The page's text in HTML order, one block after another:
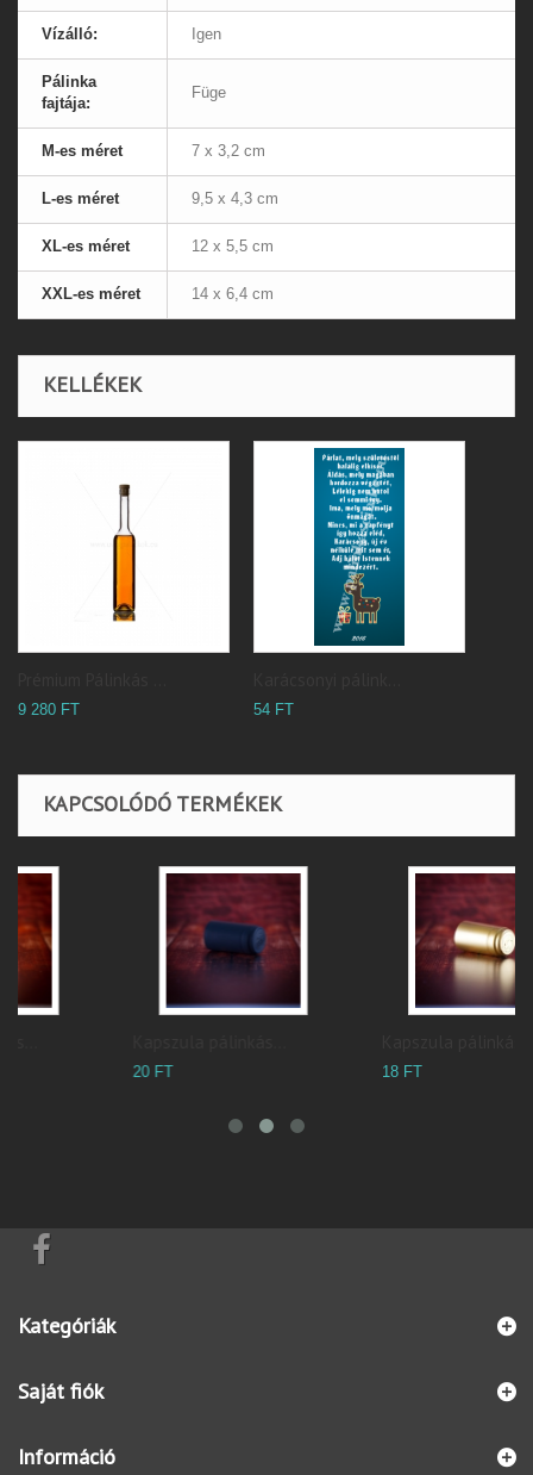
Vízálló: Igen
Pálinka
fajtája:
Füge
M-es méret 7 x 3,2 cm
L-es méret 9,5 x 4,3 cm
XL-es méret 12 x 5,5 cm
XXL-es méret 14 x 6,4 cm
KELLÉKEK
9 280 FT 54 FT
KAPCSOLÓDÓ TERMÉKEK
Kategóriák
Saját fiók
Információ